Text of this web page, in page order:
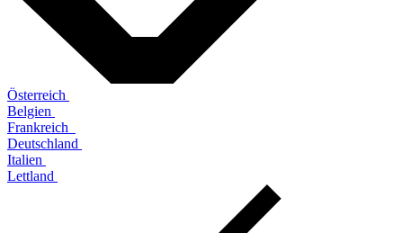
Österreich
Belgien
Frankreich
Deutschland
Italien
Lettland